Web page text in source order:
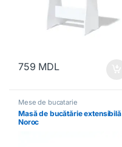
759 MDL
Mese de bucatarie
Masă de bucătărie extensibilă
Noroc